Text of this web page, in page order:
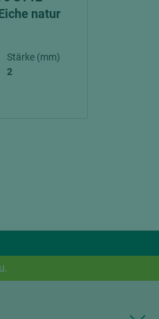
natur
Stärke (mm)
2